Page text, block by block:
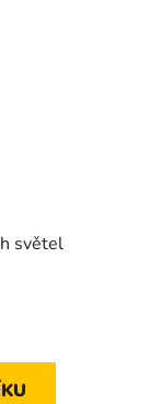
světel